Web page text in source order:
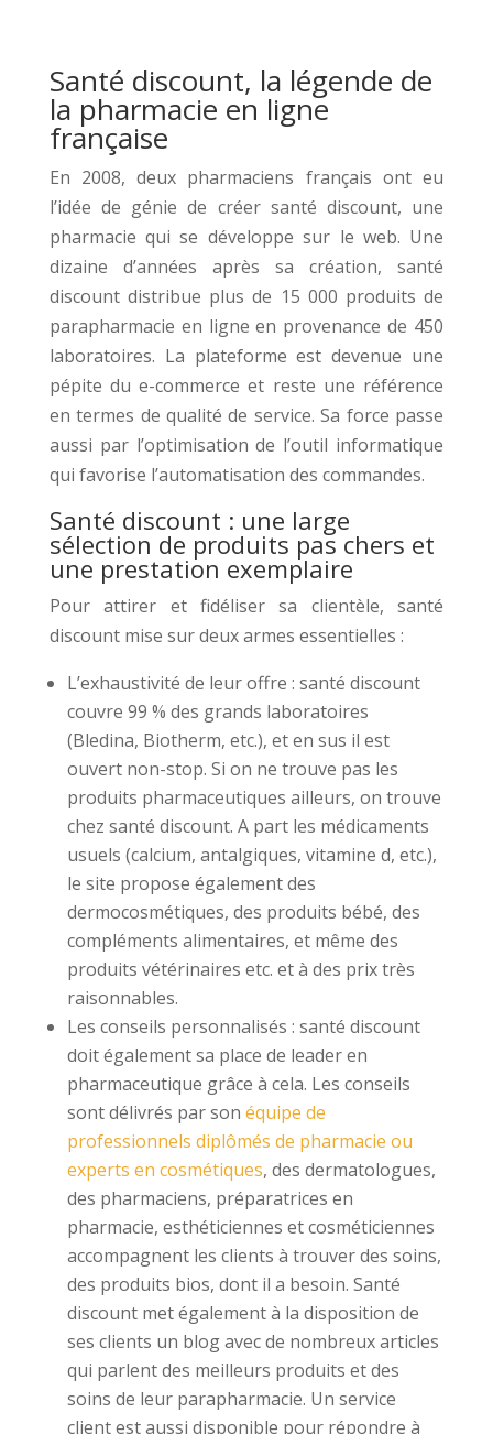
Santé discount, la légende de
la pharmacie en ligne
française
En 2008, deux pharmaciens français ont eu
l’idée de génie de créer santé discount, une
pharmacie qui se développe sur le web. Une
dizaine d’années après sa création, santé
discount distribue plus de 15 000 produits de
parapharmacie en ligne en provenance de 450
laboratoires. La plateforme est devenue une
pépite du e-commerce et reste une référence
en termes de qualité de service. Sa force passe
aussi par l’optimisation de l’outil informatique
qui favorise l’automatisation des commandes.
Santé discount : une large
sélection de produits pas chers et
une prestation exemplaire
Pour attirer et fidéliser sa clientèle, santé
discount mise sur deux armes essentielles :
L’exhaustivité de leur offre : santé discount
couvre 99 % des grands laboratoires
(Bledina, Biotherm, etc.), et en sus il est
ouvert non-stop. Si on ne trouve pas les
produits pharmaceutiques ailleurs, on trouve
chez santé discount. A part les médicaments
usuels (calcium, antalgiques, vitamine d, etc.),
le site propose également des
dermocosmétiques, des produits bébé, des
compléments alimentaires, et même des
produits vétérinaires etc. et à des prix très
raisonnables.
Les conseils personnalisés : santé discount
doit également sa place de leader en
pharmaceutique grâce à cela. Les conseils
sont délivrés par son équipe de
professionnels diplômés de pharmacie ou
experts en cosmétiques, des dermatologues,
des pharmaciens, préparatrices en
pharmacie, esthéticiennes et cosméticiennes
accompagnent les clients à trouver des soins,
des produits bios, dont il a besoin. Santé
discount met également à la disposition de
ses clients un blog avec de nombreux articles
qui parlent des meilleurs produits et des
soins de leur parapharmacie. Un service
client est aussi disponible pour répondre à